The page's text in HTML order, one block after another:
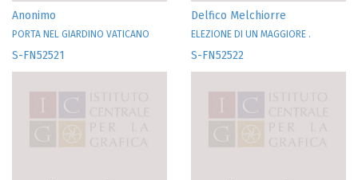
Anonimo
PORTA NEL GIARDINO VATICANO
Delfico Melchiorre
ELEZIONE DI UN MAGGIORE .
S-FN52521 S-FN52522